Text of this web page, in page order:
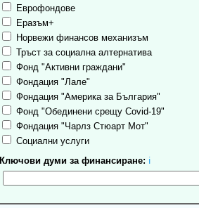
Еврофондове
Еразъм+
Норвежи финансов механизъм
Тръст за социална алтернатива
Фонд "Активни граждани"
Фондация "Лале"
Фондация "Америка за България"
Фонд "Обединени срещу Covid-19"
Фондация "Чарлз Стюарт Мот"
Социални услуги
Ключови думи за финансиране: ℹ